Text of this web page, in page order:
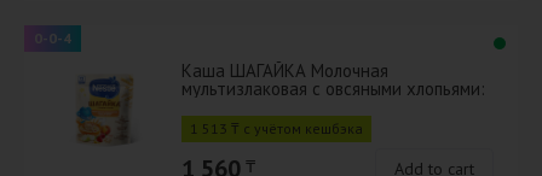
0-0-4
Каша ШАГАЙКА Молочная
мультизлаковая с овсяными хлопьями:
12 ме
1 513 ₸ с учётом кешбэка
1 560 ₸ Add to cart